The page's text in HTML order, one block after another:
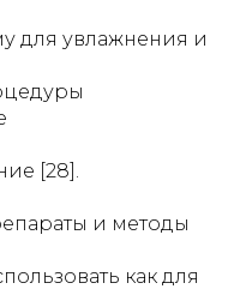
для увлажнения и
[28].
и методы
как для